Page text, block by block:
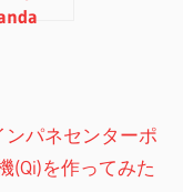
ンパネセンターポ
(Qi)を作ってみた